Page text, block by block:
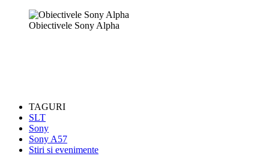
Obiectivele Sony Alpha
TAGURI
SLT
Sony
Sony A57
Stiri si evenimente